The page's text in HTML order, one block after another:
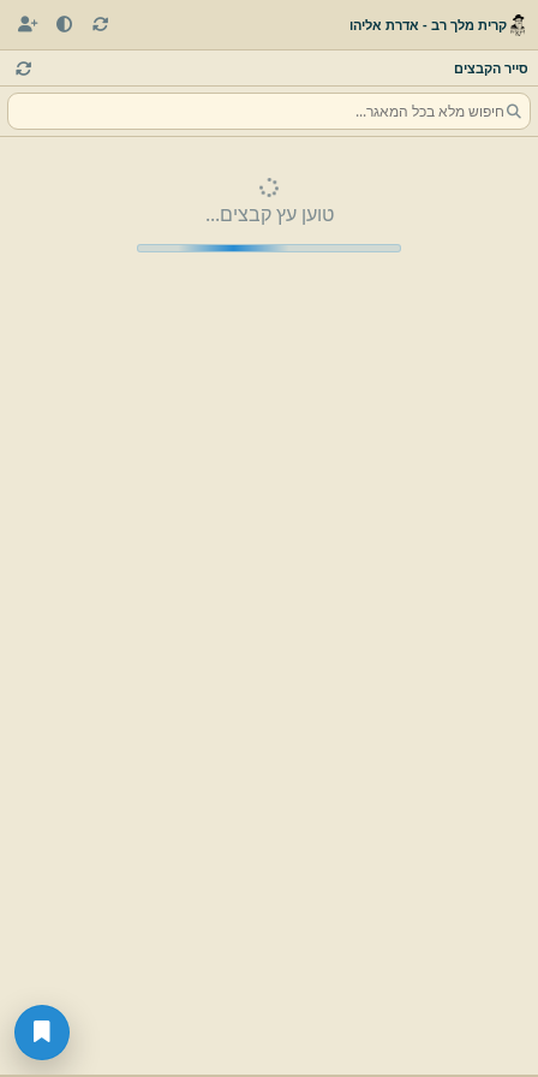
קרית מלך רב - אדרת אליהו
סייר הקבצים
טוען עץ קבצים...